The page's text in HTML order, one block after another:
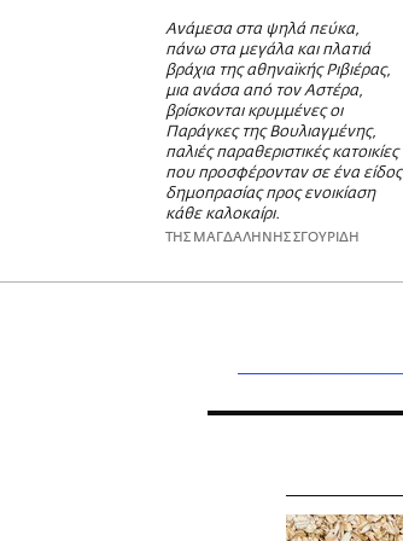
Ανάμεσα στα ψηλά πεύκα,
πάνω στα μεγάλα και πλατιά
βράχια της αθηναϊκής Ριβιέρας,
μια ανάσα από τον Αστέρα,
βρίσκονται κρυμμένες οι
Παράγκες της Βουλιαγμένης,
παλιές παραθεριστικές κατοικίες
που προσφέρονταν σε ένα είδος
δημοπρασίας προς ενοικίαση
κάθε καλοκαίρι.
ΤΗΣ ΜΑΓΔΑΛΗΝΗΣ ΣΓΟΥΡΙΔΗ